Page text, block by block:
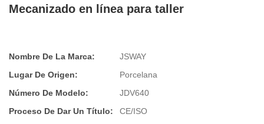
Mecanizado en línea para taller
Nombre De La Marca:
JSWAY
Lugar De Origen:
Porcelana
Número De Modelo:
JDV640
Proceso De Dar Un Título:
CE/ISO